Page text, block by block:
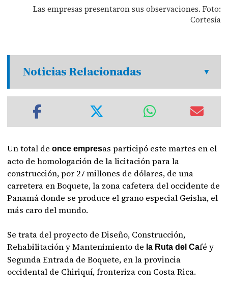
Las empresas presentaron sus observaciones. Foto:
Cortesía
Noticias Relacionadas
Un total deonce empresas participó este martes en el
acto de homologación de la licitación para la
construcción, por 27 millones de dólares, de una
carretera en Boquete, la zona cafetera del occidente de
Panamá donde se produce el grano especial Geisha, el
más caro del mundo.
Se trata del proyecto de Diseño, Construcción,
Rehabilitación y Mantenimiento de la Ruta del Café y
Segunda Entrada de Boquete, en la provincia
occidental de Chiriquí, fronteriza con Costa Rica.